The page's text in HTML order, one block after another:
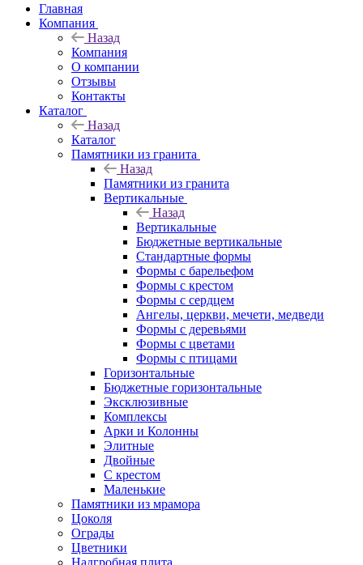
Главная
Компания
Назад
Компания
О компании
Отзывы
Контакты
Каталог
Назад
Каталог
Памятники из гранита
Назад
Памятники из гранита
Вертикальные
Назад
Вертикальные
Бюджетные вертикальные
Стандартные формы
Формы с барельефом
Формы с крестом
Формы с сердцем
Ангелы, церкви, мечети, медведи
Формы с деревьями
Формы с цветами
Формы с птицами
Горизонтальные
Бюджетные горизонтальные
Эксклюзивные
Комплексы
Арки и Колонны
Элитные
Двойные
С крестом
Маленькие
Памятники из мрамора
Цоколя
Ограды
Цветники
Надгробная плита